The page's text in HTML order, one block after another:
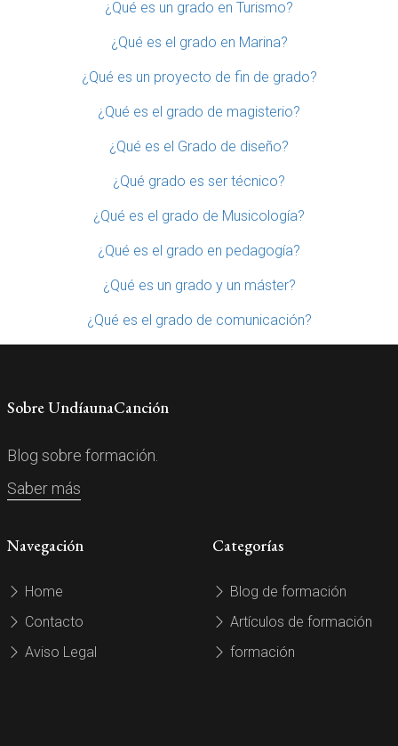
¿Qué es un grado en Turismo?
¿Qué es el grado en Marina?
¿Qué es un proyecto de fin de grado?
¿Qué es el grado de magisterio?
¿Qué es el Grado de diseño?
¿Qué grado es ser técnico?
¿Qué es el grado de Musicología?
¿Qué es el grado en pedagogía?
¿Qué es un grado y un máster?
¿Qué es el grado de comunicación?
Sobre UndíaunaCanción
Blog sobre formación.
Saber más
Navegación
Home
Contacto
Aviso Legal
Categorías
Blog de formación
Artículos de formación
formación